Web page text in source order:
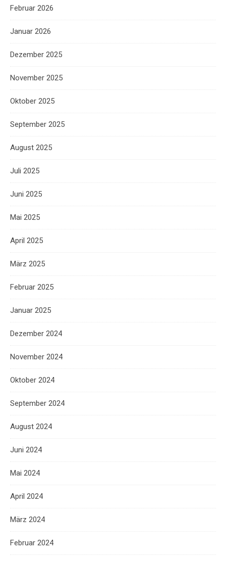
Februar 2026
Januar 2026
Dezember 2025
November 2025
Oktober 2025
September 2025
August 2025
Juli 2025
Juni 2025
Mai 2025
April 2025
März 2025
Februar 2025
Januar 2025
Dezember 2024
November 2024
Oktober 2024
September 2024
August 2024
Juni 2024
Mai 2024
April 2024
März 2024
Februar 2024